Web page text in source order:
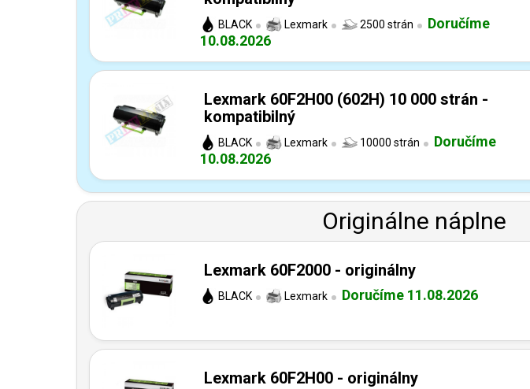
BLACK Lexmark 2500 strán
Doručíme
10.08.2026
Lexmark 60F2H00 (602H) 10 000 strán -
kompatibilný
BLACK Lexmark 10000 strán
Doručíme
10.08.2026
Originálne náplne
Lexmark 60F2000 - originálny
BLACK Lexmark Doručíme 11.08.2026
Lexmark 60F2H00 - originálny